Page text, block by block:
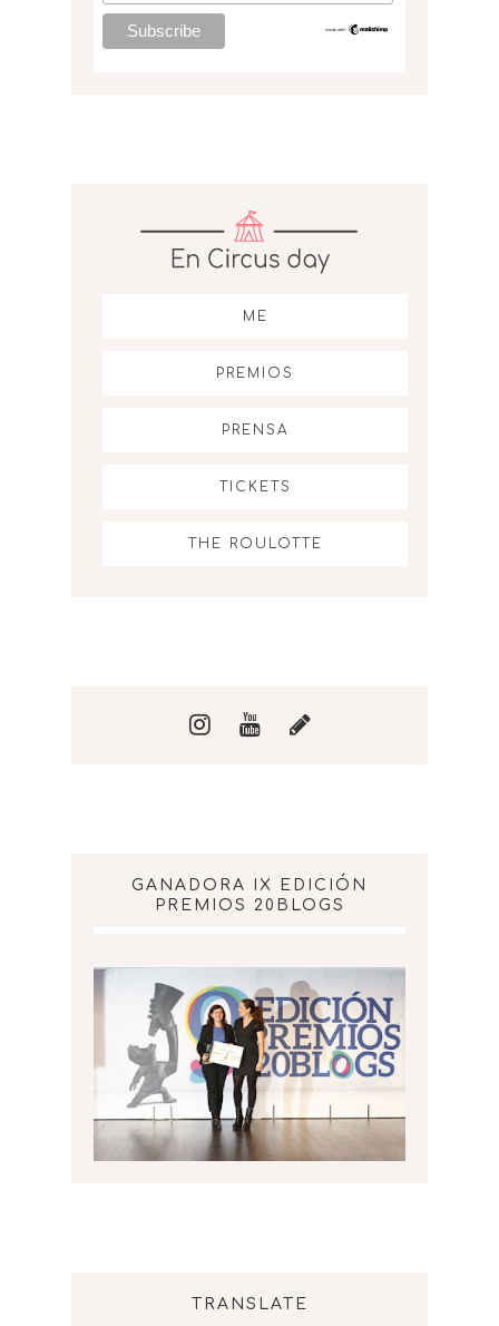
ME
PREMIOS
PRENSA
TICKETS
THE ROULOTTE
GANADORA IX EDICIÓN
PREMIOS 20BLOGS
TRANSLATE